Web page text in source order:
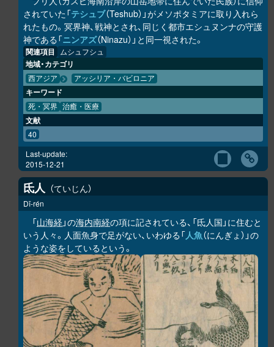
されていた「テシュブ（Teshub）」がメソポタミアに取り入れら
れたもの。冥界神、戦神とされ、同じく都市エシュヌンナの守護
神である「ニンアズ（Ninazu）」と同一視された。
関連項目 ムシュフシュ
地域・カテゴリ
西アジア アッシリア・バビロニア
キーワード
死・冥界 治癒・医療
文献
40
Last-update:
2015-12-21
氐人 ていじん
Dī-rén
「山海経 」の海内南経の項に記されている、「氐人国」に住むと
いう人々。人面魚身で足がない、いわゆる「人魚（にんぎょ）」の
ような姿をしているという。